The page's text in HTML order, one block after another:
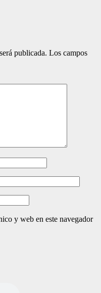
publicada. Los campos
y web en este navegador